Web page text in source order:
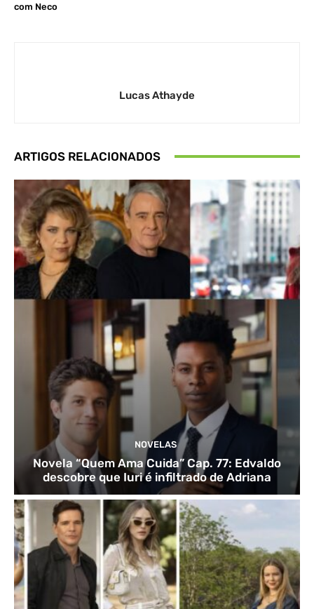
com Neco
Lucas Athayde
ARTIGOS RELACIONADOS
NOVELAS
Novela “Quem Ama Cuida” Cap. 77: Edvaldo
descobre que Iuri é infiltrado de Adriana